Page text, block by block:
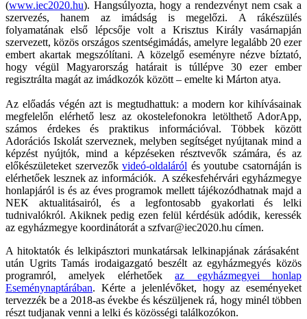
(www.iec2020.hu). Hangsúlyozta, hogy a rendezvényt nem csak a
szervezés, hanem az imádság is megelőzi. A rákészülés
folyamatának első lépcsője volt a Krisztus Király vasárnapján
szervezett, közös országos szentségimádás, amelyre legalább 20 ezer
embert akartak megszólítani. A közelgő eseményre nézve bíztató,
hogy végül Magyarország határait is túllépve 30 ezer ember
regisztrálta magát az imádkozók között – emelte ki Márton atya.
Az előadás végén azt is megtudhattuk: a modern kor kihívásainak
megfelelőn elérhető lesz az okostelefonokra letölthető AdorApp,
számos érdekes és praktikus információval. Többek között
Adorációs Iskolát szerveznek, melyben segítséget nyújtanak mind a
képzést nyújtók, mind a képzéseken résztvevők számára, és az
előkészületeket szervezők videó-oldaláról és youtube csatornáján is
elérhetőek lesznek az információk. A székesfehérvári egyházmegye
honlapjáról is és az éves programok mellett tájékozódhatnak majd a
NEK aktualitásairól, és a legfontosabb gyakorlati és lelki
tudnivalókról. Akiknek pedig ezen felül kérdésük adódik, keressék
az egyházmegye koordinátorát a szfvar@iec2020.hu címen.
A hitoktatók és lelkipásztori munkatársak lelkinapjának zárásaként
után Ugrits Tamás irodaigazgató beszélt az egyházmegyés közös
programról, amelyek elérhetőekaz egyházmegyei honlap
Eseménynaptárában. Kérte a jelenlévőket, hogy az eseményeket
tervezzék be a 2018-as évekbe és készüljenek rá, hogy minél többen
részt tudjanak venni a lelki és közösségi találkozókon.